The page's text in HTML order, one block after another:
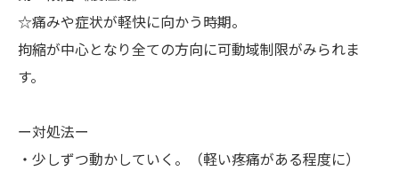
☆痛みや症状が軽快に向かう時期。
拘縮が中心となり全ての方向に可動域制限がみられま
す。
ー対処法ー
・少しずつ動かしていく。（軽い疼痛がある程度に）